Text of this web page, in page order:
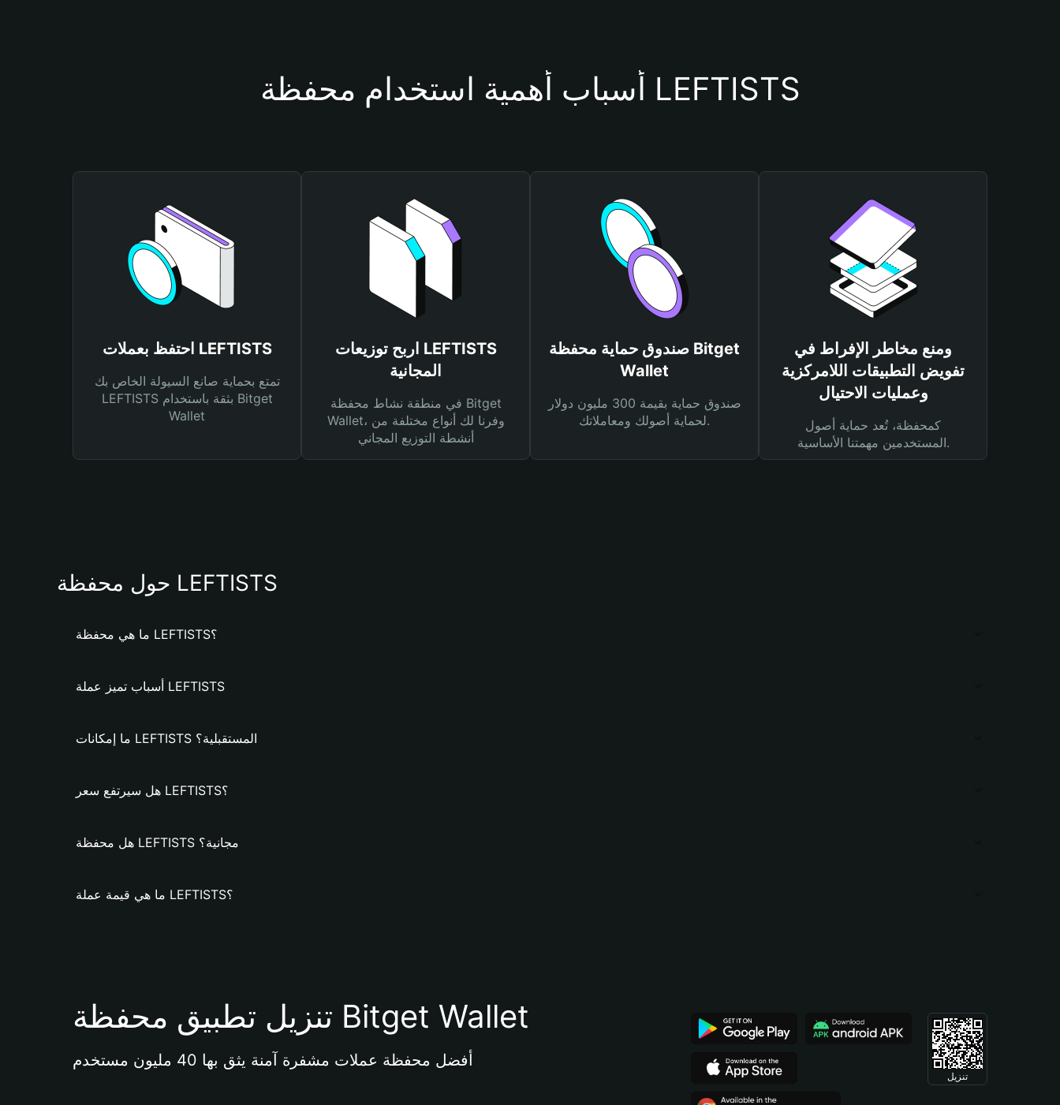
أسباب أهمية استخدام محفظة LEFTISTS
احتفظ بعملات LEFTISTS
تمتع بحماية صانع السيولة الخاص بك
LEFTISTS بثقة باستخدام Bitget
Wallet
اربح توزيعات LEFTISTS
المجانية
في منطقة نشاط محفظة Bitget
Wallet، وفرنا لك أنواع مختلفة من
أنشطة التوزيع المجاني
صندوق حماية محفظة Bitget
Wallet
صندوق حماية بقيمة 300 مليون دولار
لحماية أصولك ومعاملاتك.
ومنع مخاطر الإفراط في
تفويض التطبيقات اللامركزية
وعمليات الاحتيال
كمحفظة، تُعد حماية أصول
المستخدمين مهمتنا الأساسية.
حول محفظة LEFTISTS
ما هي محفظة LEFTISTS؟
أسباب تميز عملة LEFTISTS
ما إمكانات LEFTISTS المستقبلية؟
هل سيرتفع سعر LEFTISTS؟
هل محفظة LEFTISTS مجانية؟
ما هي قيمة عملة LEFTISTS؟
تنزيل تطبيق محفظة Bitget Wallet
أفضل محفظة عملات مشفرة آمنة يثق بها 40 مليون مستخدم
تنزيل